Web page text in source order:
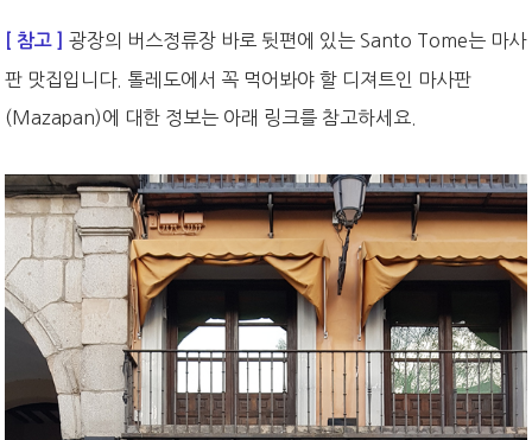
[ 참고 ] 광장의 버스정류장 바로 뒷편에 있는 Santo Tome는 마사
판 맛집입니다. 톨레도에서 꼭 먹어봐야 할 디져트인 마사판
(Mazapan)에 대한 정보는 아래 링크를 참고하세요.